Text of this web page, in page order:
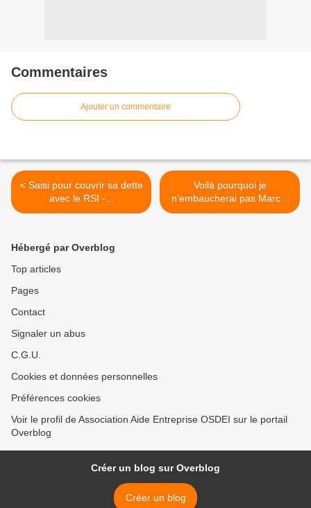
Commentaires
Ajouter un commentaire
< Saisi pour couvrir sa dette
avec le RSI -...
Voilà pourquoi je
n’embaucherai pas Marcel
(via... >
Hébergé par Overblog
Top articles
Pages
Contact
Signaler un abus
C.G.U.
Cookies et données personnelles
Préférences cookies
Voir le profil de Association Aide Entreprise OSDEI sur le portail
Overblog
Créer un blog sur Overblog
Créer un blog